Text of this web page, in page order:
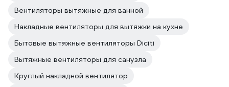
Вентиляторы вытяжные для ванной
Накладные вентиляторы для вытяжки на кухне
Бытовые вытяжные вентиляторы Diciti
Вытяжные вентиляторы для санузла
Круглый накладной вентилятор